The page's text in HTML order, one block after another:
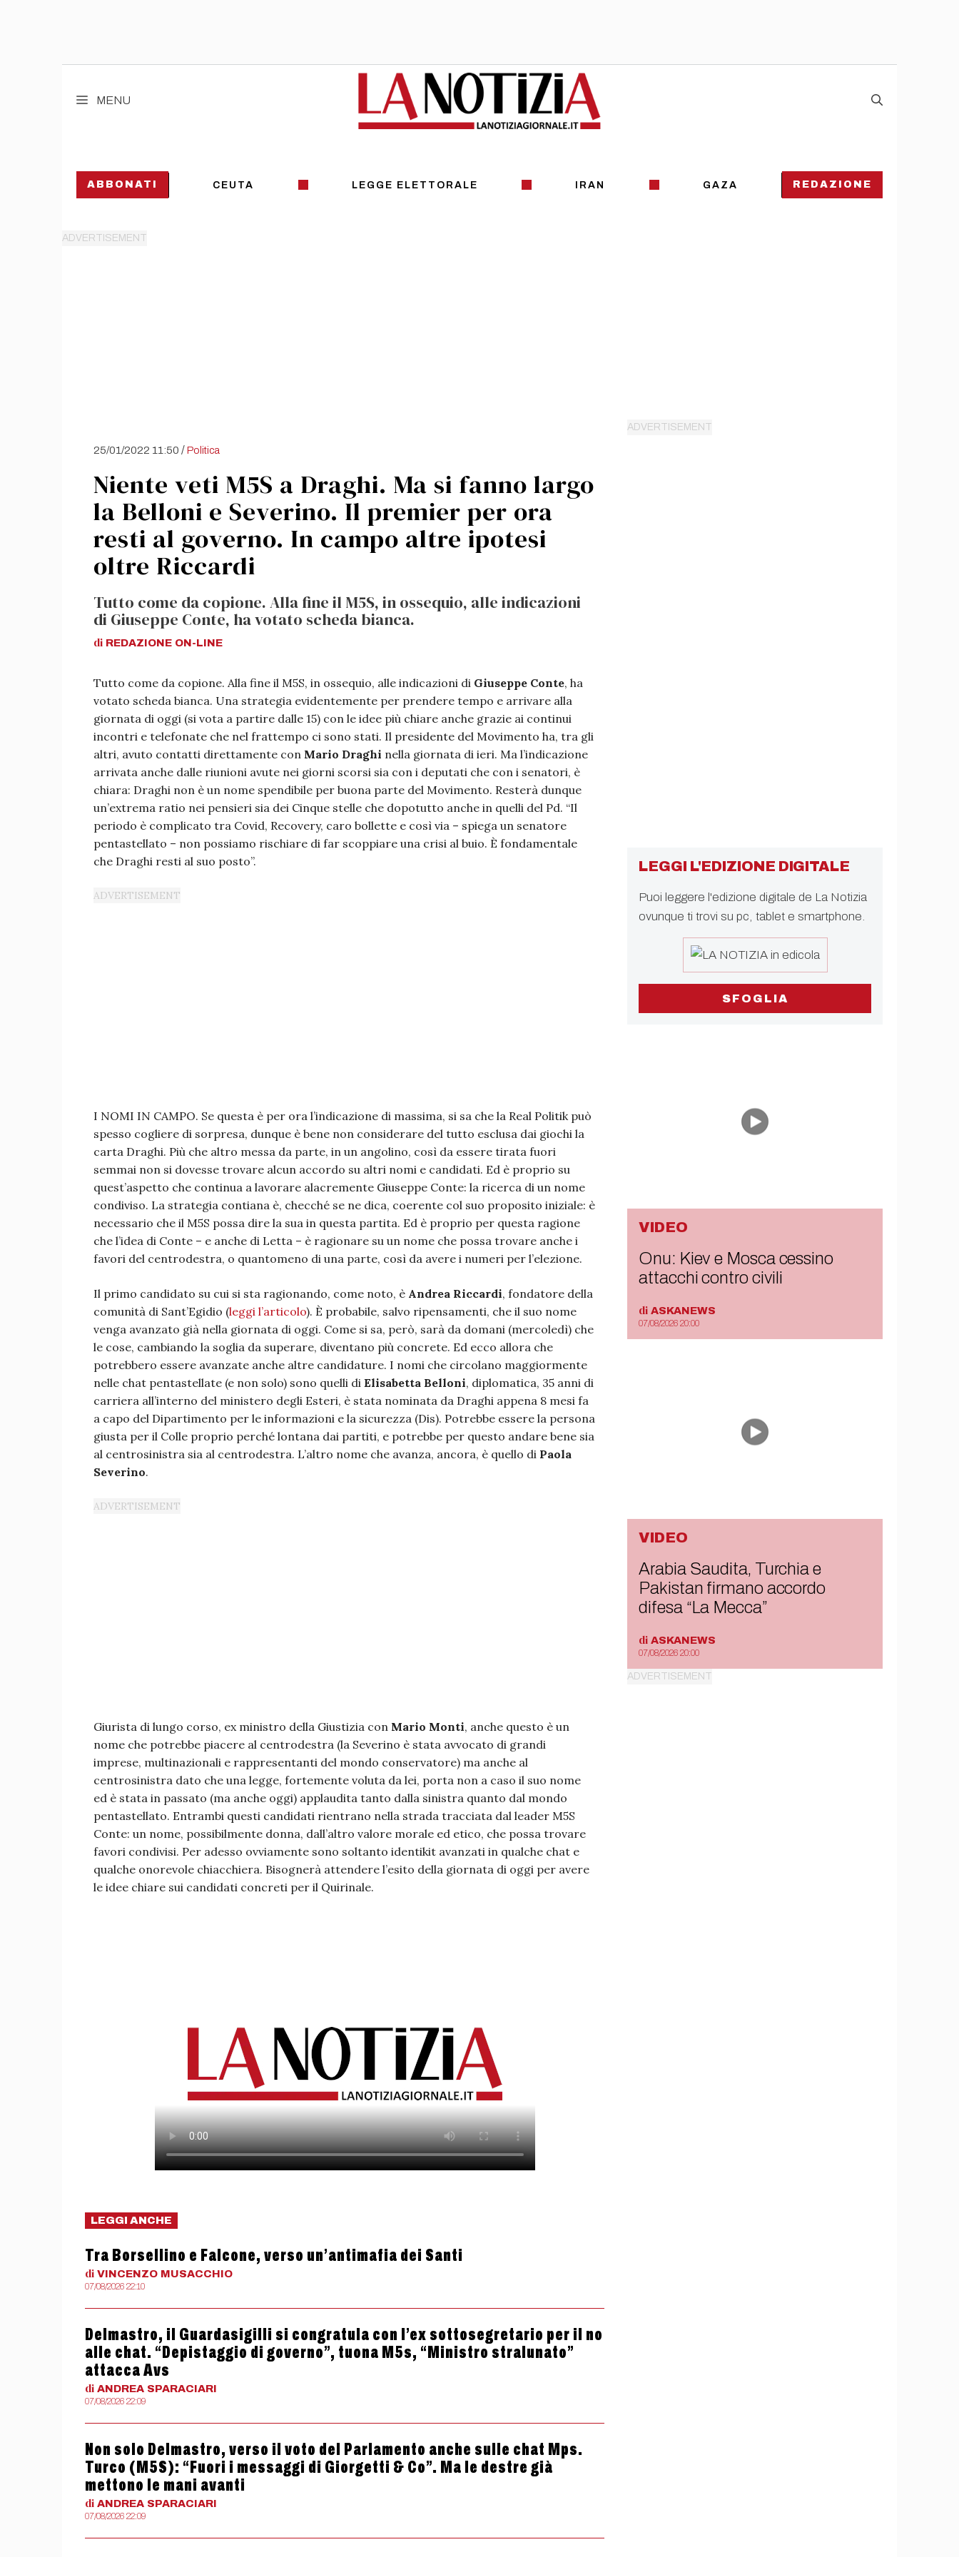
MENU
ABBONATI CEUTA LEGGE ELETTORALE IRAN GAZA REDAZIONE
25/01/2022 11:50 /Politica
Niente veti M5S a Draghi. Ma si fanno largo
la Belloni e Severino. Il premier per ora
resti al governo. In campo altre ipotesi
oltre Riccardi
Tutto come da copione. Alla fine il M5S, in ossequio, alle indicazioni
di Giuseppe Conte, ha votato scheda bianca.
di REDAZIONE ON-LINE
Tutto come da copione. Alla fine il M5S, in ossequio, alle indicazioni di Giuseppe Conte, ha
votato scheda bianca. Una strategia evidentemente per prendere tempo e arrivare alla
giornata di oggi (si vota a partire dalle 15) con le idee più chiare anche grazie ai continui
incontri e telefonate che nel frattempo ci sono stati. Il presidente del Movimento ha, tra gli
altri, avuto contatti direttamente con Mario Draghi nella giornata di ieri. Ma l’indicazione
arrivata anche dalle riunioni avute nei giorni scorsi sia con i deputati che con i senatori, è
chiara: Draghi non è un nome spendibile per buona parte del Movimento. Resterà dunque
un’extrema ratio nei pensieri sia dei Cinque stelle che dopotutto anche in quelli del Pd. “Il
periodo è complicato tra Covid, Recovery, caro bollette e così via – spiega un senatore
pentastellato – non possiamo rischiare di far scoppiare una crisi al buio. È fondamentale
che Draghi resti al suo posto”.
I NOMI IN CAMPO. Se questa è per ora l’indicazione di massima, si sa che la Real Politik può
spesso cogliere di sorpresa, dunque è bene non considerare del tutto esclusa dai giochi la
carta Draghi. Più che altro messa da parte, in un angolino, così da essere tirata fuori
semmai non si dovesse trovare alcun accordo su altri nomi e candidati. Ed è proprio su
quest’aspetto che continua a lavorare alacremente Giuseppe Conte: la ricerca di un nome
condiviso. La strategia contiana è, checché se ne dica, coerente col suo proposito iniziale: è
necessario che il M5S possa dire la sua in questa partita. Ed è proprio per questa ragione
che l’idea di Conte – e anche di Letta – è ragionare su un nome che possa trovare anche i
favori del centrodestra, o quantomeno di una parte, così da avere i numeri per l’elezione.
Il primo candidato su cui si sta ragionando, come noto, è Andrea Riccardi, fondatore della
comunità di Sant’Egidio (leggi l’articolo). È probabile, salvo ripensamenti, che il suo nome
venga avanzato già nella giornata di oggi. Come si sa, però, sarà da domani (mercoledì) che
le cose, cambiando la soglia da superare, diventano più concrete. Ed ecco allora che
potrebbero essere avanzate anche altre candidature. I nomi che circolano maggiormente
nelle chat pentastellate (e non solo) sono quelli di Elisabetta Belloni, diplomatica, 35 anni di
carriera all’interno del ministero degli Esteri, è stata nominata da Draghi appena 8 mesi fa
a capo del Dipartimento per le informazioni e la sicurezza (Dis). Potrebbe essere la persona
giusta per il Colle proprio perché lontana dai partiti, e potrebbe per questo andare bene sia
al centrosinistra sia al centrodestra. L’altro nome che avanza, ancora, è quello di Paola
Severino.
Giurista di lungo corso, ex ministro della Giustizia con Mario Monti, anche questo è un
nome che potrebbe piacere al centrodestra (la Severino è stata avvocato di grandi
imprese, multinazionali e rappresentanti del mondo conservatore) ma anche al
centrosinistra dato che una legge, fortemente voluta da lei, porta non a caso il suo nome
ed è stata in passato (ma anche oggi) applaudita tanto dalla sinistra quanto dal mondo
pentastellato. Entrambi questi candidati rientrano nella strada tracciata dal leader M5S
Conte: un nome, possibilmente donna, dall’altro valore morale ed etico, che possa trovare
favori condivisi. Per adesso ovviamente sono soltanto identikit avanzati in qualche chat e
qualche onorevole chiacchiera. Bisognerà attendere l’esito della giornata di oggi per avere
le idee chiare sui candidati concreti per il Quirinale.
LEGGI ANCHE
Tra Borsellino e Falcone, verso un’antimafia dei Santi
di VINCENZO MUSACCHIO
07/08/2026 22:10
Delmastro, il Guardasigilli si congratula con l’ex sottosegretario per il no
alle chat. “Depistaggio di governo”, tuona M5s, “Ministro stralunato”
attacca Avs
di ANDREA SPARACIARI
07/08/2026 22:09
Non solo Delmastro, verso il voto del Parlamento anche sulle chat Mps.
Turco (M5S): “Fuori i messaggi di Giorgetti & Co”. Ma le destre già
mettono le mani avanti
di ANDREA SPARACIARI
07/08/2026 22:09
LEGGI L'EDIZIONE DIGITALE
Puoi leggere l'edizione digitale de La Notizia
ovunque ti trovi su pc, tablet e smartphone.
SFOGLIA
VIDEO
Onu: Kiev e Mosca cessino
attacchi contro civili
di ASKANEWS
07/08/2026 20:00
VIDEO
Arabia Saudita, Turchia e
Pakistan firmano accordo
difesa “La Mecca”
di ASKANEWS
07/08/2026 20:00